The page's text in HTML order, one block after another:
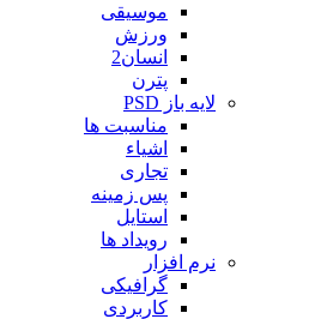
موسیقی
ورزش
انسان2
پترن
لایه باز PSD
مناسبت ها
اشیاء
تجاری
پس زمینه
استایل
رویداد ها
نرم افزار
گرافیکی
کاربردی